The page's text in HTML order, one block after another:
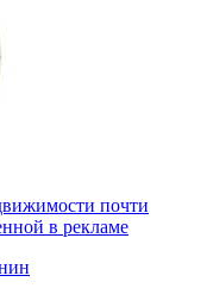
почти
в рекламе